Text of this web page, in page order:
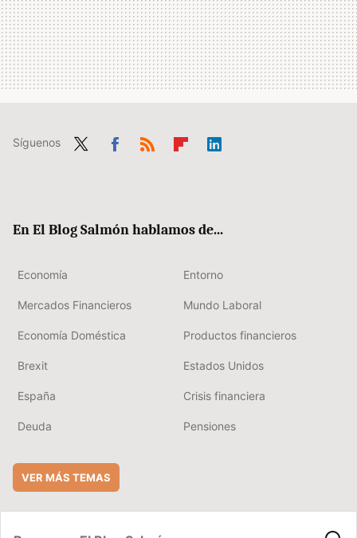
Síguenos
En El Blog Salmón hablamos de...
Economía Entorno
Mercados Financieros Mundo Laboral
Economía Doméstica Productos financieros
Brexit Estados Unidos
España Crisis financiera
Deuda Pensiones
VER MÁS TEMAS